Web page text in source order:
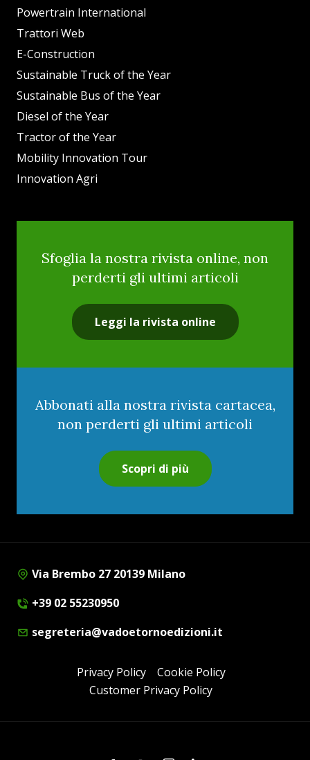
Powertrain International
Trattori Web
E-Construction
Sustainable Truck of the Year
Sustainable Bus of the Year
Diesel of the Year
Tractor of the Year
Mobility Innovation Tour
Innovation Agri
Sfoglia la nostra rivista online, non
perderti gli ultimi articoli
Leggi la rivista online
Abbonati alla nostra rivista cartacea,
non perderti gli ultimi articoli
Scopri di più
Via Brembo 27 20139 Milano
+39 02 55230950
segreteria@vadoetornoedizioni.it
Privacy Policy
Cookie Policy
Customer Privacy Policy